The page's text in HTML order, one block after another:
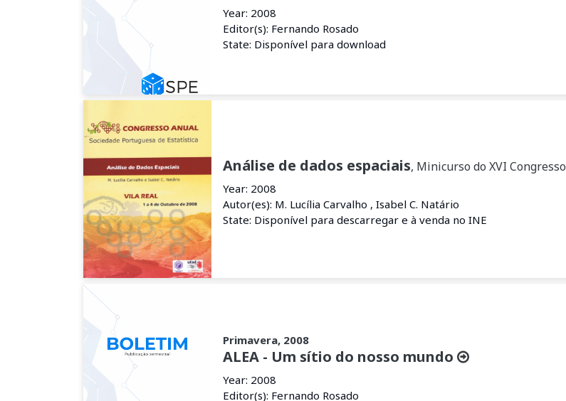
Year: 2008
Editor(s): Fernando Rosado
State: Disponível para download
Análise de dados espaciais, Minicurso do XVI Congresso
Year: 2008
Autor(es): M. Lucília Carvalho , Isabel C. Natário
State: Disponível para descarregar e à venda no INE
Primavera, 2008
ALEA - Um sítio do nosso mundo
Year: 2008
Editor(s): Fernando Rosado